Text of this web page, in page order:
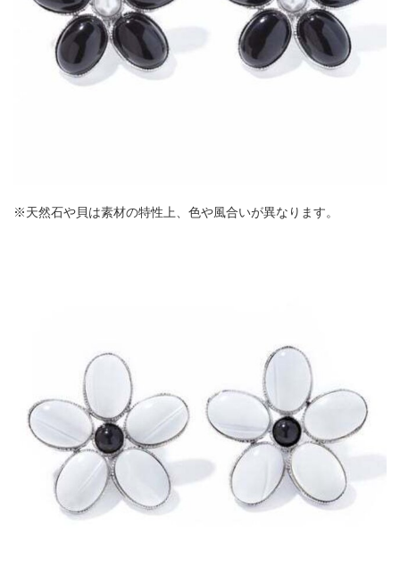
※天然石や貝は素材の特性上、色や風合いが異なります。